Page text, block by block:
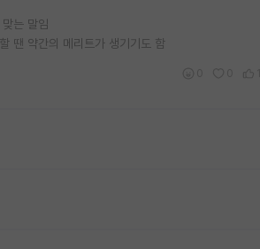
는 말임
땐 약간의 메리트가 생기기도 함